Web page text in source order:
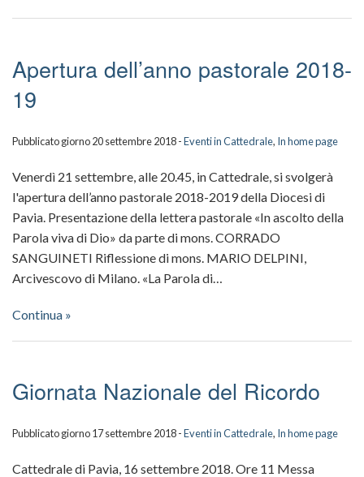
Video
Apertura dell’anno pastorale 2018-
19
Pubblicato giorno 20 settembre 2018 -Eventi in Cattedrale, In home page
Venerdì 21 settembre, alle 20.45, in Cattedrale, si svolgerà
l'apertura dell’anno pastorale 2018-2019 della Diocesi di
Pavia. Presentazione della lettera pastorale «In ascolto della
Parola viva di Dio» da parte di mons. CORRADO
SANGUINETI Riflessione di mons. MARIO DELPINI,
Arcivescovo di Milano. «La Parola di…
Continua »
Giornata Nazionale del Ricordo
Pubblicato giorno 17 settembre 2018 -Eventi in Cattedrale, In home page
Cattedrale di Pavia, 16 settembre 2018. Ore 11 Messa